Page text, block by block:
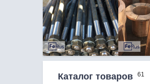
Каталог товаров 61